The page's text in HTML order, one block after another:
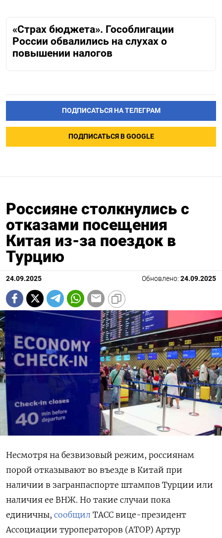
«Страх бюджета». Гособлигации
России обвалились на слухах о
повышении налогов
ПОДПИСАТЬСЯ НА ТЕЛЕГРАМ
ПОДПИСАТЬСЯ В GOOGLE
Россияне столкнулись с
отказами посещения
Китая из-за поездок в
Турцию
24.09.2025 Обновлено: 24.09.2025
Несмотря на безвизовый режим, россиянам
порой отказывают во въезде в Китай при
наличии в загранпаспорте штампов Турции или
наличия ее ВНЖ. Но такие случаи пока
единичны, сообщил ТАСС вице-президент
Ассоциации туроператоров (АТОР) Артур